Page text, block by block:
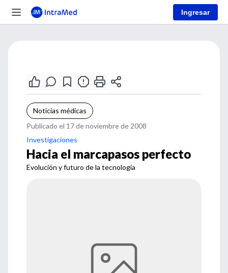
Ingresar
Noticias médicas
Publicado el 17 de noviembre de 2008
Investigaciones
Hacia el marcapasos perfecto
Evolución y futuro de la tecnología